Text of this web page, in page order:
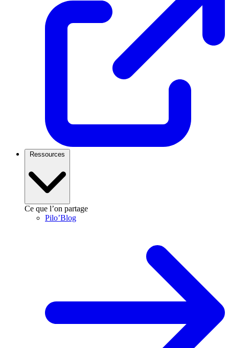
Ressources
Ce que l’on partage
Pilo’Blog